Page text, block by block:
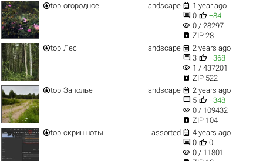
top огородное landscape  1 year ago
 0  +84
visibility 0 / 28297
 ZIP 28
top Лес landscape  2 years ago
 3  +368
visibility 1 / 437201
 ZIP 522
top Заполье landscape  2 years ago
 5  +348
visibility 0 / 109432
 ZIP 104
top скриншоты assorted  4 years ago
 0  0
visibility 0 / 11801